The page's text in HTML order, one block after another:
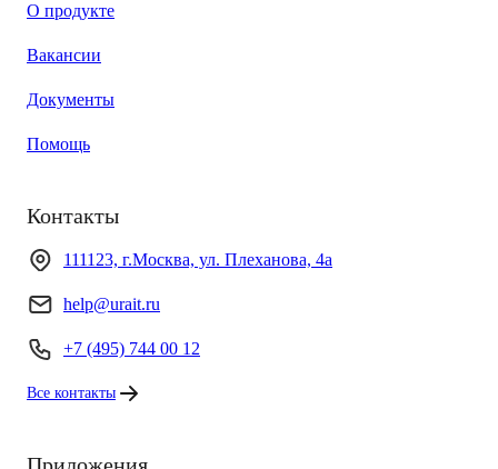
О продукте
Вакансии
Документы
Помощь
Контакты
111123, г.Москва, ул. Плеханова, 4а
help@urait.ru
+7 (495) 744 00 12
Все контакты